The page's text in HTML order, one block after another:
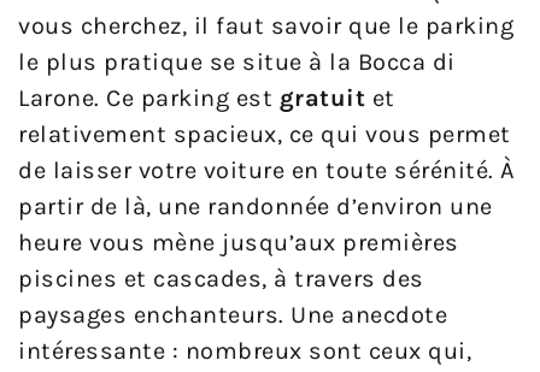
vous cherchez, il faut savoir que le parking
le plus pratique se situe à la Bocca di
Larone. Ce parking est gratuit et
relativement spacieux, ce qui vous permet
de laisser votre voiture en toute sérénité. À
partir de là, une randonnée d’environ une
heure vous mène jusqu’aux premières
piscines et cascades, à travers des
paysages enchanteurs. Une anecdote
intéressante : nombreux sont ceux qui,